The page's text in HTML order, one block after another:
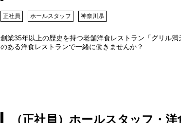
正社員 ホールスタッフ 神奈川県
創業35年以上の歴史を持つ老舗洋食レストラン「グリル
のある洋食レストランで一緒に働きませんか？
（正社員）ホールスタッフ・